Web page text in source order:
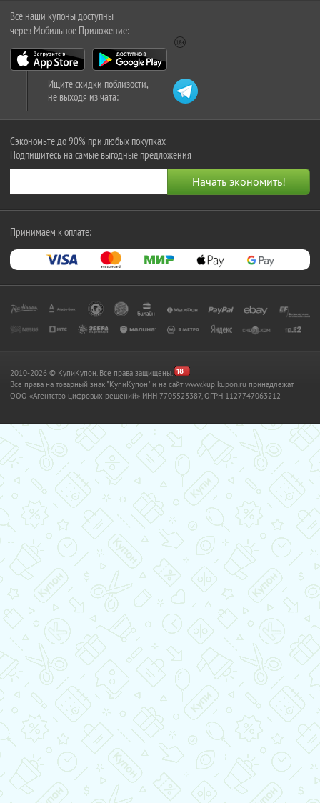
Все наши купоны доступны
через Мобильное Приложение:
Ищите скидки поблизости,
не выходя из чата:
Сэкономьте до 90% при любых покупках
Подпишитесь на самые выгодные предложения
Принимаем к оплате:
2010-2026 © КупиКупон. Все права защищены.
Все права на товарный знак "КупиКупон" и на сайт www.kupikupon.ru принадлежат
OOO «Агентство цифровых решений» ИНН 7705523387, ОГРН 1127747063212